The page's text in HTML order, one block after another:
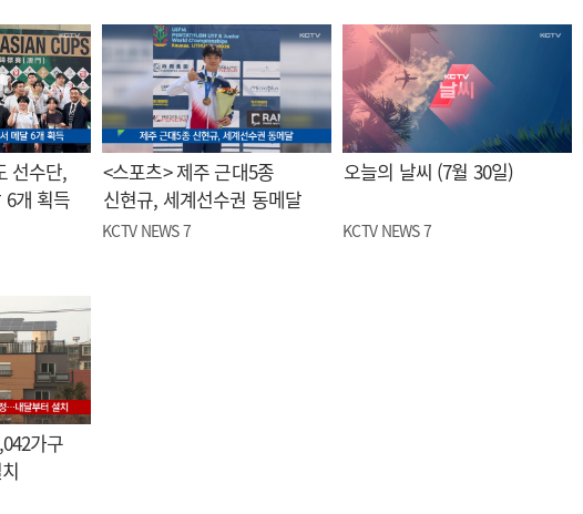
선수단,
6개 획득
<스포츠> 제주 근대5종
신현규, 세계선수권 동메달
KCTV NEWS 7
오늘의 날씨 (7월 30일)
KCTV NEWS 7
가구